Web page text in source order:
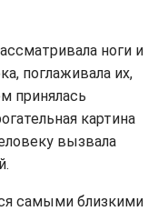
ноги и
поглаживала их,
принялась
картина
вызвала
самыми близкими